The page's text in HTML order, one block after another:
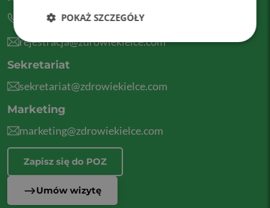
41 201 01 01
rejestracja@zdrowiekielce.com
Sekretariat
sekretariat@zdrowiekielce.com
Marketing
marketing@zdrowiekielce.com
Zapisz się do POZ
Umów wizytę
POKAŻ SZCZEGÓŁY